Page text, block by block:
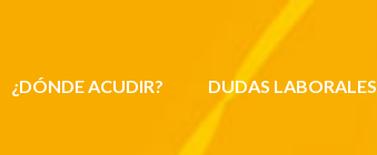
¿DÓNDE ACUDIR? DUDAS LABORALES